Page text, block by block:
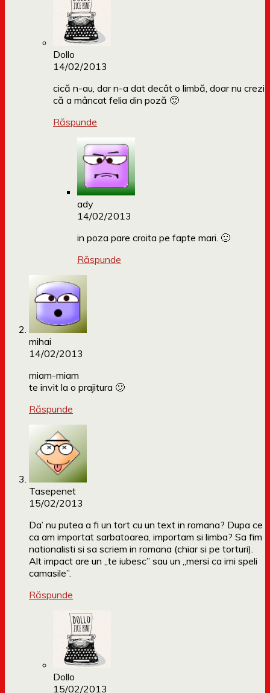
Dollo
14/02/2013
cică n-au, dar n-a dat decât o limbă, doar nu crezi
că a mâncat felia din poză 🙂
Răspunde
ady
14/02/2013
in poza pare croita pe fapte mari. 🙂
Răspunde
mihai
14/02/2013
miam-miam
te invit la o prajitura 🙂
Răspunde
Tasepenet
15/02/2013
Da’ nu putea a fi un tort cu un text in romana? Dupa ce
ca am importat sarbatoarea, importam si limba? Sa fim
nationalisti si sa scriem in romana (chiar si pe torturi).
Alt impact are un „te iubesc” sau un „mersi ca imi speli
camasile”.
Răspunde
Dollo
15/02/2013